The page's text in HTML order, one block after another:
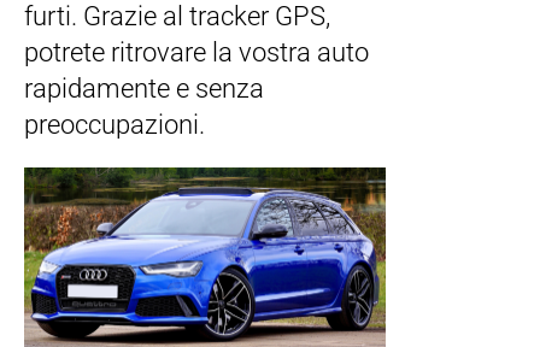
furti. Grazie al tracker GPS,
potrete ritrovare la vostra auto
rapidamente e senza
preoccupazioni.